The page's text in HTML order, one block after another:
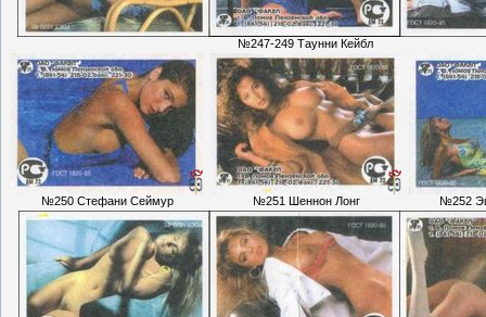
№247-249 Таунни Кейбл
№250 Стефани Сеймур №251 Шеннон Лонг №252